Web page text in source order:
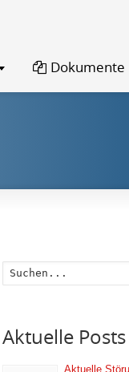
Dokumente
Aktuelle Posts
Aktuelle